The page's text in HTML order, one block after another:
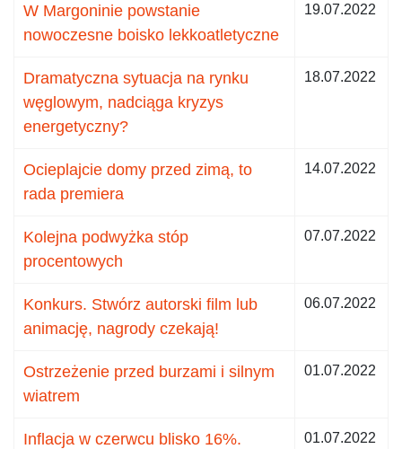
W Margoninie powstanie
nowoczesne boisko lekkoatletyczne
19.07.2022
Dramatyczna sytuacja na rynku
węglowym, nadciąga kryzys
energetyczny?
18.07.2022
Ocieplajcie domy przed zimą, to
rada premiera
14.07.2022
Kolejna podwyżka stóp
procentowych
07.07.2022
Konkurs. Stwórz autorski film lub
animację, nagrody czekają!
06.07.2022
Ostrzeżenie przed burzami i silnym
wiatrem
01.07.2022
Inflacja w czerwcu blisko 16%.
01.07.2022